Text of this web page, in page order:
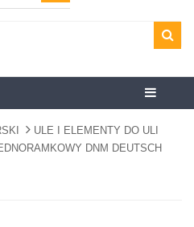
Centrum
ULE I ELEMENTY DO ULI
DNM DEUTSCH